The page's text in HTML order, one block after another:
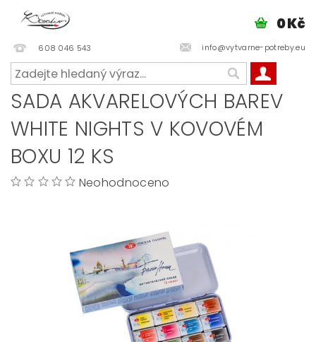
608 046 543 info@vytvarne-potreby.eu
0 Kč
SADA AKVARELOVÝCH BAREV
WHITE NIGHTS V KOVOVÉM
BOXU 12 KS
Neohodnoceno